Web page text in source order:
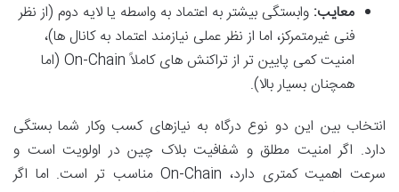
معایب: وابستگی بیشتر به اعتماد به واسطه یا لایه دوم (از نظر
فنی غیرمتمرکز، اما از نظر عملی نیازمند اعتماد به کانال ها)،
امنیت کمی پایین تر از تراکنش های کاملاً On-Chain (اما
همچنان بسیار بالا).
انتخاب بین این دو نوع درگاه به نیازهای کسب وکار شما بستگی
دارد. اگر امنیت مطلق و شفافیت بلاک چین در اولویت است و
سرعت اهمیت کمتری دارد، On-Chain مناسب تر است. اما اگر